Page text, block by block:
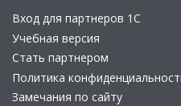
Вход для партнеров 1С
Учебная версия
Стать партнером
Политика
Замечания по сайту